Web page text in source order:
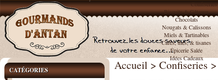
Confiseries
Biscuits & Gâteaux
Chocolats
Nougats & Calissons
Miels & Tartinables
Cafés, thés, & tisanes
Épicerie Salée
Idées Cadeaux
CATÉGORIES Accueil > Confiseries >